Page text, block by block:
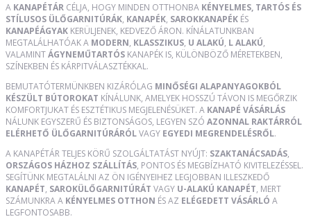
A KANAPÉTÁR CÉLJA, HOGY MINDEN OTTHONBA KÉNYELMES, TARTÓS ÉS
STÍLUSOS ÜLŐGARNITÚRÁK, KANAPÉK, SAROKKANAPÉK ÉS
KANAPÉÁGYAK KERÜLJENEK, KEDVEZŐ ÁRON. KÍNÁLATUNKBAN
MEGTALÁLHATÓAK A MODERN, KLASSZIKUS, U ALAKÚ, L ALAKÚ,
VALAMINTÁGYNEMŰTARTÓS KANAPÉK IS, KÜLÖNBÖZŐ MÉRETEKBEN,
SZÍNEKBEN ÉS KÁRPITVÁLASZTÉKKAL.
BEMUTATÓTERMÜNKBEN KIZÁRÓLAG MINŐSÉGI ALAPANYAGOKBÓL
KÉSZÜLT BÚTOROKAT KÍNÁLUNK, AMELYEK HOSSZÚ TÁVON IS MEGŐRZIK
KOMFORTJUKAT ÉS ESZTÉTIKUS MEGJELENÉSÜKET. A KANAPÉ VÁSÁRLÁS
NÁLUNK EGYSZERŰ ÉS BIZTONSÁGOS, LEGYEN SZÓ AZONNAL RAKTÁRRÓL
ELÉRHETŐ ÜLŐGARNITÚRÁRÓLVAGY EGYEDI MEGRENDELÉSRŐL.
A KANAPÉTÁR TELJES KÖRŰ SZOLGÁLTATÁST NYÚJT: SZAKTANÁCSADÁS,
ORSZÁGOS HÁZHOZ SZÁLLÍTÁS, PONTOS ÉS MEGBÍZHATÓ KIVITELEZÉSSEL.
SEGÍTÜNK MEGTALÁLNI AZ ÖN IGÉNYEIHEZ LEGJOBBAN ILLESZKEDŐ
KANAPÉT, SAROKÜLŐGARNITÚRÁT VAGY U-ALAKÚ KANAPÉT, MERT
SZÁMUNKRA A KÉNYELMES OTTHON ÉS AZ ELÉGEDETT VÁSÁRLÓ A
LEGFONTOSABB.